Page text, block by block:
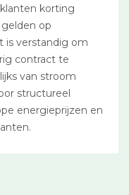
korting
op
is verstandig om
contract te
van stroom
structureel
energieprijzen en